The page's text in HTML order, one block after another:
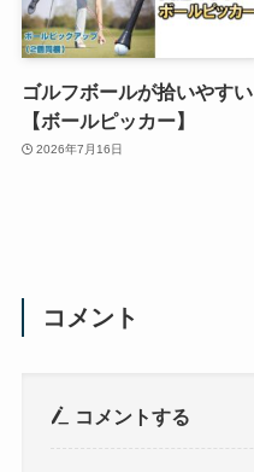
ゴルフボールが拾いやすい
【ボールピッカー】
2026年7月16日
コメント
コメントする